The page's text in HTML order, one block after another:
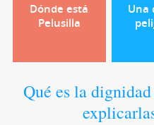
Dónde está
Pelusilla
Una
Qué es la